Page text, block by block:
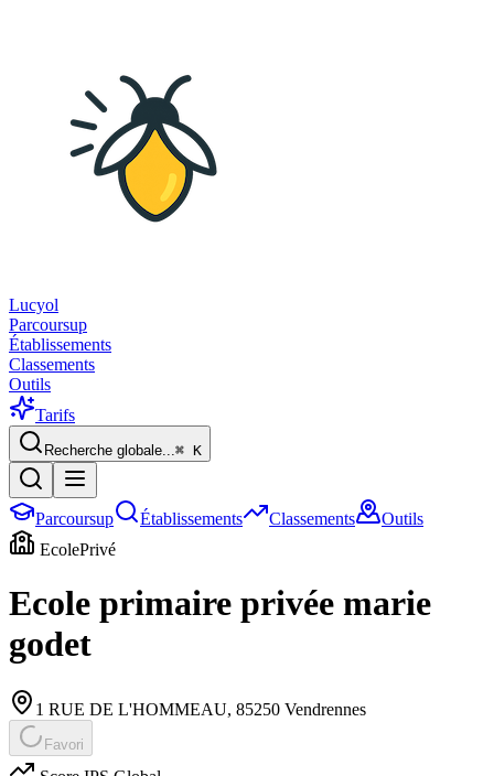
Lucyol
Parcoursup
Établissements
Classements
Outils
Tarifs
Recherche globale...⌘ K
Parcoursup Établissements Classements
Outils
EcolePrivé
Ecole primaire privée marie
godet
1 RUE DE L'HOMMEAU, 85250 Vendrennes
Favori